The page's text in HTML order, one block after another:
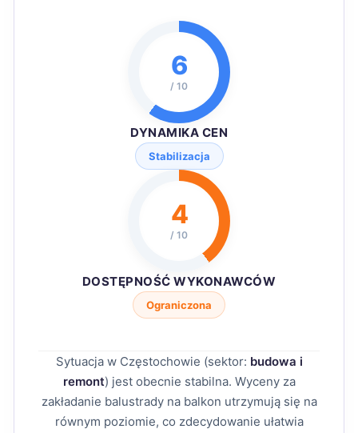
6
/ 10
DYNAMIKA CEN
Stabilizacja
4
/ 10
DOSTĘPNOŚĆ WYKONAWCÓW
Ograniczona
Sytuacja w Częstochowie (sektor: budowa i
remont) jest obecnie stabilna. Wyceny za
zakładanie balustrady na balkon utrzymują się na
równym poziomie, co zdecydowanie ułatwia